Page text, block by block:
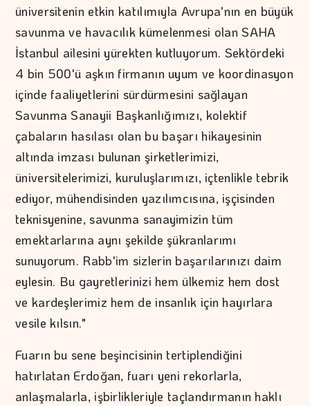
üniversitenin etkin katılımıyla Avrupa'nın en büyük
savunma ve havacılık kümelenmesi olan SAHA
İstanbul ailesini yürekten kutluyorum. Sektördeki
4 bin 500'ü aşkın firmanın uyum ve koordinasyon
içinde faaliyetlerini sürdürmesini sağlayan
Savunma Sanayii Başkanlığımızı, kolektif
çabaların hasılası olan bu başarı hikayesinin
altında imzası bulunan şirketlerimizi,
üniversitelerimizi, kuruluşlarımızı, içtenlikle tebrik
ediyor, mühendisinden yazılımcısına, işçisinden
teknisyenine, savunma sanayimizin tüm
emektarlarına aynı şekilde şükranlarımı
sunuyorum. Rabb'im sizlerin başarılarınızı daim
eylesin. Bu gayretlerinizi hem ülkemiz hem dost
ve kardeşlerimiz hem de insanlık için hayırlara
vesile kılsın."
Fuarın bu sene beşincisinin tertiplendiğini
hatırlatan Erdoğan, fuarı yeni rekorlarla,
anlaşmalarla, işbirlikleriyle taçlandırmanın haklı